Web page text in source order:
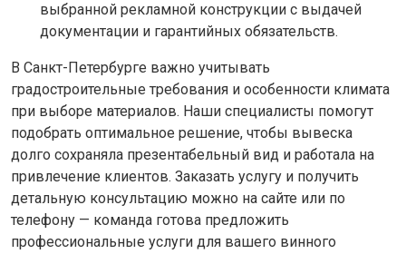
выбранной рекламной конструкции с выдачей
документации и гарантийных обязательств.
В Санкт-Петербурге важно учитывать
градостроительные требования и особенности климата
при выборе материалов. Наши специалисты помогут
подобрать оптимальное решение, чтобы вывеска
долго сохраняла презентабельный вид и работала на
привлечение клиентов. Заказать услугу и получить
детальную консультацию можно на сайте или по
телефону — команда готова предложить
профессиональные услуги для вашего винного